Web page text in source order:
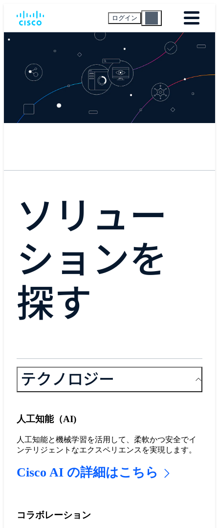
ログイン
ソリュー
ションを
探す
テクノロジー
人工知能（AI)
人工知能と機械学習を活用して、柔軟かつ安全でイ
ンテリジェントなエクスペリエンスを実現します。
Cisco AI の詳細はこちら
コラボレーション